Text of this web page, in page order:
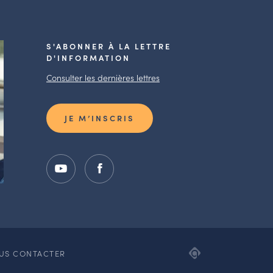
S'ABONNER À LA LETTRE
D'INFORMATION
Consulter les dernières lettres
JE M’INSCRIS
CONTACTER